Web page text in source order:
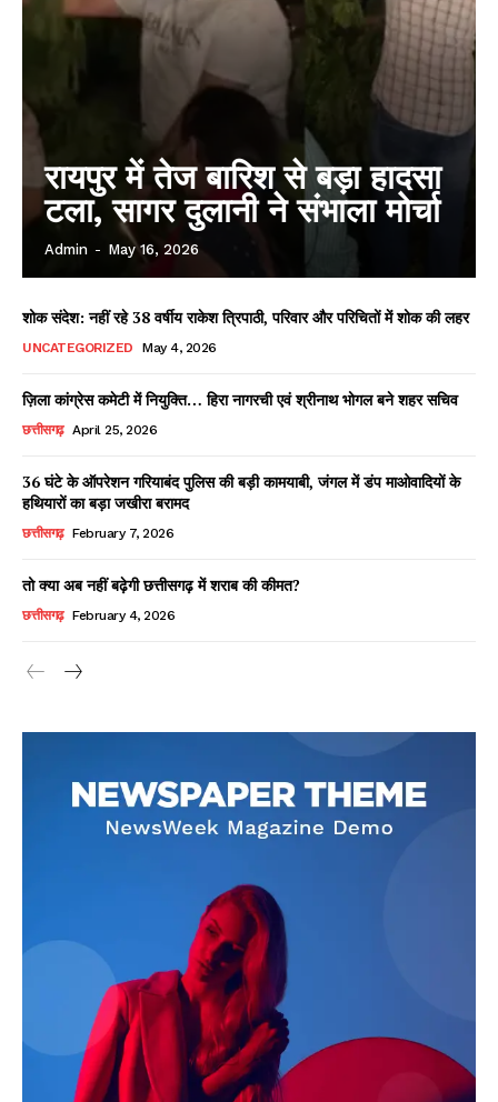
रायपुर में तेज बारिश से बड़ा हादसा
टला, सागर दुलानी ने संभाला मोर्चा
Admin - May 16, 2026
शोक संदेश: नहीं रहे 38 वर्षीय राकेश त्रिपाठी, परिवार और परिचितों में शोक की लहर
UNCATEGORIZED May 4, 2026
ज़िला कांग्रेस कमेटी में नियुक्ति… हिरा नागरची एवं श्रीनाथ भोगल बने शहर सचिव
छत्तीसगढ़ April 25, 2026
36 घंटे के ऑपरेशन गरियाबंद पुलिस की बड़ी कामयाबी, जंगल में डंप माओवादियों के
हथियारों का बड़ा जखीरा बरामद
छत्तीसगढ़ February 7, 2026
तो क्या अब नहीं बढ़ेगी छत्तीसगढ़ में शराब की कीमत?
छत्तीसगढ़ February 4, 2026